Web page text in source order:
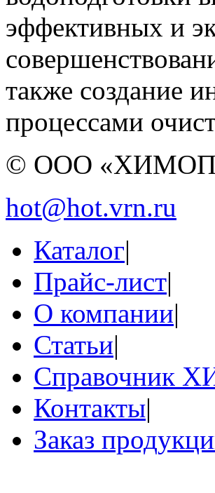
эффективных и
также создание
процессами
© ООО
hot@hot.vrn.ru
Каталог|
Прайс-лист|
О компании|
Статьи|
Справочник
Контакты|
Заказ